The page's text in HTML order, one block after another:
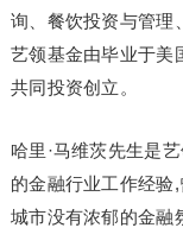
询、餐饮投资与管理
艺领基金由毕业于美
共同投资创立。
哈里·马维茨先生是
的金融行业工作经验
城市没有浓郁的金融